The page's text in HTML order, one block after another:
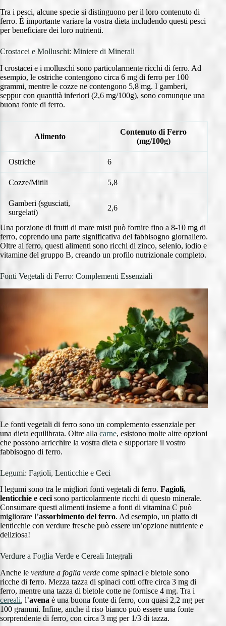
Tra i pesci, alcune specie si distinguono per il loro contenuto di
ferro. È importante variare la vostra dieta includendo questi pesci
per beneficiare dei loro nutrienti.
Crostacei e Molluschi: Miniere di Minerali
I crostacei e i molluschi sono particolarmente ricchi di ferro. Ad
esempio, le ostriche contengono circa 6 mg di ferro per 100
grammi, mentre le cozze ne contengono 5,8 mg. I gamberi,
seppur con quantità inferiori (2,6 mg/100g), sono comunque una
buona fonte di ferro.
Alimento
Contenuto di Ferro
(mg/100g)
Ostriche 6
Cozze/Mitili 5,8
Gamberi (sgusciati,
surgelati)
2,6
Una porzione di frutti di mare misti può fornire fino a 8-10 mg di
ferro, coprendo una parte significativa del fabbisogno giornaliero.
Oltre al ferro, questi alimenti sono ricchi di zinco, selenio, iodio e
vitamine del gruppo B, creando un profilo nutrizionale completo.
Fonti Vegetali di Ferro: Complementi Essenziali
Le fonti vegetali di ferro sono un complemento essenziale per
una dieta equilibrata. Oltre alla carne, esistono molte altre opzioni
che possono arricchire la vostra dieta e supportare il vostro
fabbisogno di ferro.
Legumi: Fagioli, Lenticchie e Ceci
I legumi sono tra le migliori fonti vegetali di ferro. Fagioli,
lenticchie e ceci sono particolarmente ricchi di questo minerale.
Consumare questi alimenti insieme a fonti di vitamina C può
migliorare l’assorbimento del ferro. Ad esempio, un piatto di
lenticchie con verdure fresche può essere un’opzione nutriente e
deliziosa!
Verdure a Foglia Verde e Cereali Integrali
Anche le verdure a foglia verde come spinaci e bietole sono
ricche di ferro. Mezza tazza di spinaci cotti offre circa 3 mg di
ferro, mentre una tazza di bietole cotte ne fornisce 4 mg. Tra i
cereali, l’avena è una buona fonte di ferro, con quasi 2,2 mg per
100 grammi. Infine, anche il riso bianco può essere una fonte
sorprendente di ferro, con circa 3 mg per 1/3 di tazza.